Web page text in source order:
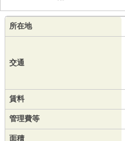
所在地
交通
賃料
管理費等
面積